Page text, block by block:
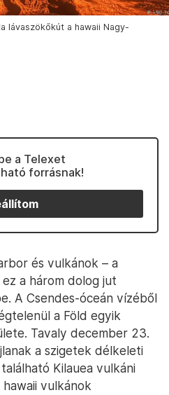
lávaszökőkút a hawaii Nagy-
a Telexet
forrásnak!
és vulkánok – a
a három dolog jut
A Csendes-óceán vízéből
a Föld egyik
Tavaly december 23.
a szigetek délkeleti
Kilauea vulkáni
vulkánok